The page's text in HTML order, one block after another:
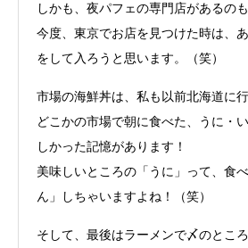
しかも、夜パフェの専門店があるの
今度、東京でお店を見つけた時は、
をして入ろうと思います。（笑）
市場の海鮮丼は、私も以前北海道に行
どこかの市場で朝に食べた、うに・
しかった記憶があります！
美味しいところの「うに」って、食
ん」しちゃいますよね！（笑）
そして、最後はラーメンで〆のとこ